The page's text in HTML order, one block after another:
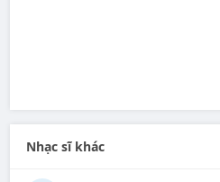
Nhạc sĩ khác